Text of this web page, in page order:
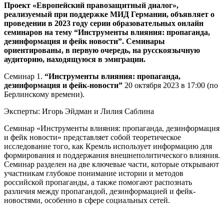
Проект «Европейский правозащитный диалог»,
реализуемый при поддержке МИД Германии, объявляет о
проведении в 2023 году серии образовательных онлайн
семинаров на тему “Инструменты влияния: пропаганда,
дезинформация и фейк новости”. Семинары
ориентированы, в первую очередь, на русскоязычную
аудиторию, находящуюся в эмиграции.
Семинар 1. “Инструменты влияния: пропаганда,
дезинформация и фейк-новости” 20 октября 2023 в 17:00 (по
Берлинскому времени).
Эксперты: Игорь Эйдман и Лилия Саблина
Семинар «Инструменты влияния: пропаганда, дезинформация
и фейк новости» представляет собой теоретическое
исследование того, как Кремль использует информацию для
формирования и поддержания внешнеполитического влияния.
Семинар разделен на две ключевые части, которые открывают
участникам глубокое понимание истории и методов
российской пропаганды, а также помогают распознать
различия между пропагандой, дезинформацией и фейк-
новостями, особенно в сфере социальных сетей.